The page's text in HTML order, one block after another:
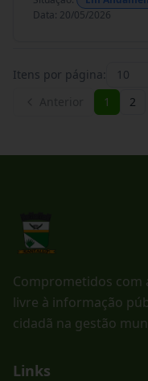
Data: 20/05/2026
Itens por página: 10
1 2
Comprometidos com
livre à informação
cidadã na gestão
Links